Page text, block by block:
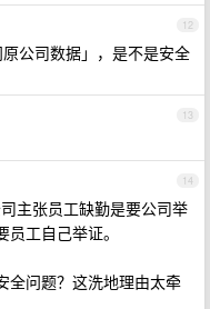
12
公司数据」，是不是安全
13
14
主张员工缺勤是要公司举
工自己举证。
全问题？这洗地理由太牵